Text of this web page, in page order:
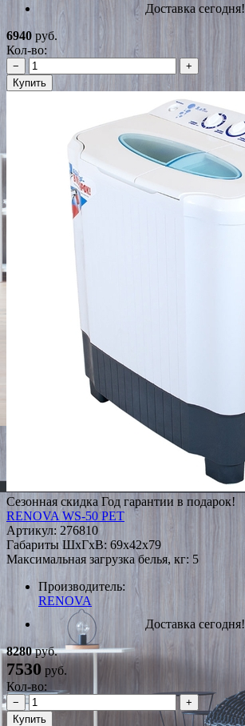
Доставка сегодня!
6940 руб.
Кол-во:
−
+
Купить
Сезонная скидка Год гарантии в подарок!
RENOVA WS-50 PET
Артикул: 276810
Габариты ШxГxВ: 69x42x79
Максимальная загрузка белья, кг: 5
Производитель:
RENOVA
Доставка сегодня!
8280руб.
7530 руб.
Кол-во:
−
+
Купить